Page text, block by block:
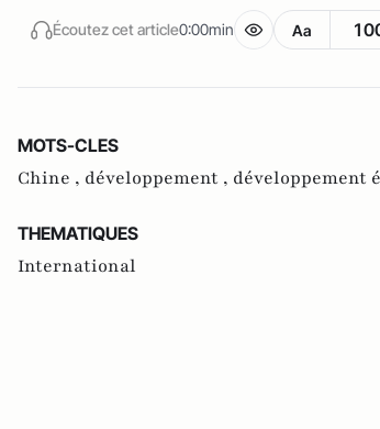
Écoutez cet article0:00min Aa
MOTS-CLES
Chine , développement , développement
THEMATIQUES
International